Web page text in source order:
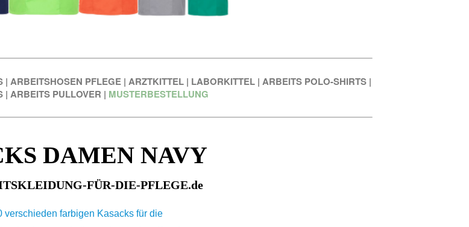
| ARBEITSHOSEN PFLEGE | ARZTKITTEL | LABORKITTEL | ARBEITS POLO-SHIRTS |
| ARBEITS PULLOVER | MUSTERBESTELLUNG
DAMEN NAVY
FÜR-DIE-PFLEGE.de
verschieden farbigen Kasacks für die